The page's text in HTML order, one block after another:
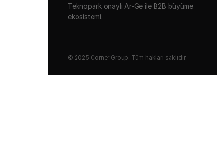
Teknopark onaylı Ar-Ge ile B2B büyüme
ekosistemi.
© 2025 Corner Group. Tüm hakları saklıdır.